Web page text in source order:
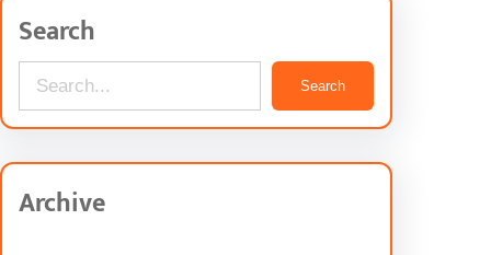
Search
e
c
Search
Archive